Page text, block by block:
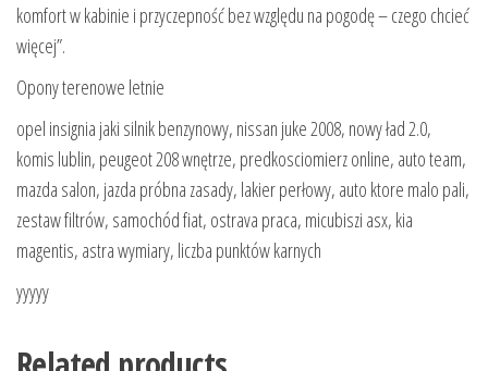
komfort w kabinie i przyczepność bez względu na pogodę – czego chcieć
więcej”.
Opony terenowe letnie
opel insignia jaki silnik benzynowy, nissan juke 2008, nowy ład 2.0,
komis lublin, peugeot 208 wnętrze, predkosciomierz online, auto team,
mazda salon, jazda próbna zasady, lakier perłowy, auto ktore malo pali,
zestaw filtrów, samochód fiat, ostrava praca, micubiszi asx, kia
magentis, astra wymiary, liczba punktów karnych
yyyyy